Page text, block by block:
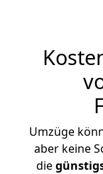
Umzüge
aber keine
die